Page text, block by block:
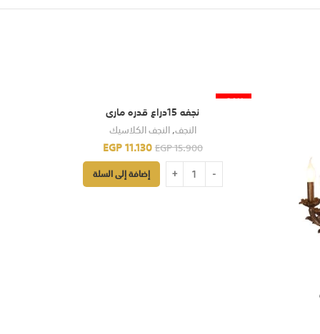
-30% نجفه 15دراع قدره مارى
النجف,النجف الكلاسيك
EGP15.900
EGP11.130
إضافة إلى السلة